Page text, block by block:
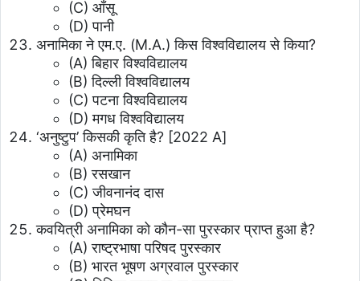
(C) आँसू
(D) पानी
अनामिका ने एम.ए. (M.A.) किस विश्वविद्यालय से किया?
(A) बिहार विश्वविद्यालय
(B) दिल्ली विश्वविद्यालय
(C) पटना विश्वविद्यालय
(D) मगध विश्वविद्यालय
‘अनुष्टुप’ किसकी कृति है? [2022 A]
(A) अनामिका
(B) रसखान
(C) जीवनानंद दास
(D) प्रेमघन
कवयित्री अनामिका को कौन-सा पुरस्कार प्राप्त हुआ है?
(A) राष्ट्रभाषा परिषद पुरस्कार
(B) भारत भूषण अग्रवाल पुरस्कार